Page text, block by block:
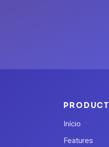
PRODUCT
Início
Features